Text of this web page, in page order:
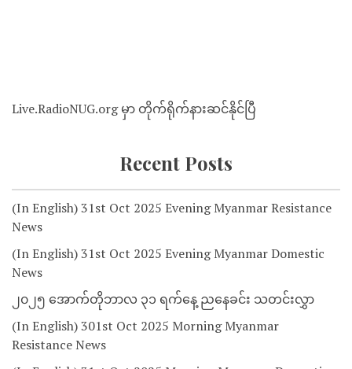
Live.RadioNUG.org မှာ တိုက်ရိုက်နားဆင်နိုင်ပြီ
Recent Posts
(In English) 31st Oct 2025 Evening Myanmar Resistance
News
(In English) 31st Oct 2025 Evening Myanmar Domestic
News
၂၀၂၅ အောက်တိုဘာလ ၃၁ ရက်နေ့ ညနေခင်း သတင်းလွှာ
(In English) 301st Oct 2025 Morning Myanmar
Resistance News